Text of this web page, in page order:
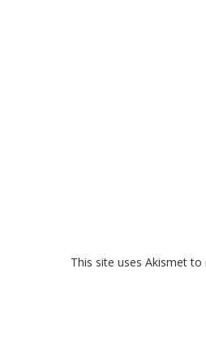
This site uses Akismet to